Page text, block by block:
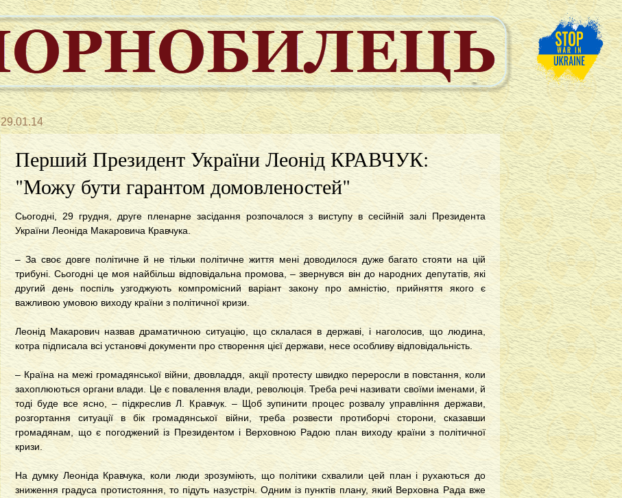
29.01.14
Перший Президент України Леонід КРАВЧУК:
"Можу бути гарантом домовленостей"
Сьогодні, 29 грудня, друге пленарне засідання розпочалося з виступу в сесійній залі Президента
України Леоніда Макаровича Кравчука.
– За своє довге політичне й не тільки політичне життя мені доводилося дуже багато стояти на цій
трибуні. Сьогодні це моя найбільш відповідальна промова, – звернувся він до народних депутатів, які
другий день поспіль узгоджують компромісний варіант закону про амністію, прийняття якого є
важливою умовою виходу країни з політичної кризи.
Леонід Макарович назвав драматичною ситуацію, що склалася в державі, і наголосив, що людина,
котра підписала всі установчі документи про створення цієї держави, несе особливу відповідальність.
– Країна на межі громадянської війни, двовладдя, акції протесту швидко переросли в повстання, коли
захоплюються органи влади. Це є повалення влади, революція. Треба речі називати своїми іменами, й
тоді буде все ясно, – підкреслив Л. Кравчук. – Щоб зупинити процес розвалу управління держави,
розгортання ситуації в бік громадянської війни, треба розвести протиборчі сторони, сказавши
громадянам, що є погоджений із Президентом і Верховною Радою план виходу країни з політичної
кризи.
На думку Леоніда Кравчука, коли люди зрозуміють, що політики схвалили цей план і рухаються до
зниження градуса протистояння, то підуть назустріч. Одним із пунктів плану, який Верховна Рада вже